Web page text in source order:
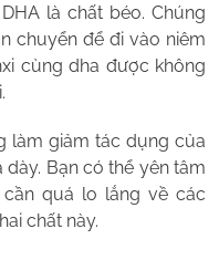
là chất béo. Chúng
chuyển để đi vào niêm
cùng dha được không
làm giảm tác dụng của
Bạn có thể yên tâm
quá lo lắng về các
chất này.